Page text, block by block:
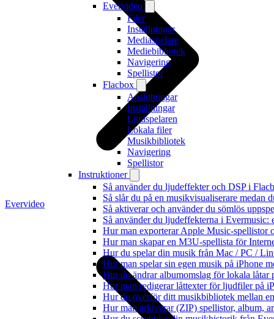
Evervideo
Filer
Inställningar
Mediaspelare
Mediebibliotek
Navigering
Spellistor
Flacbox
Anslutningar
Inställningar
Ljudspelaren
Lokala filer
Musikbibliotek
Navigering
Spellistor
Instruktioner
Så använder du ljudeffekter och DSP i
Så slår du på en musikvisualiserare medan
Så aktiverar och använder du sömlös
Så använder du ljudeffekterna i
Hur man exporterar Apple Music-spellistor
Hur man skapar en M3U-spellista för
Hur du spelar din musik från Mac / PC /
Hur man spelar sin egen musik på iPhone
Hur du ändrar albumomslag för lokala
Hur man redigerar låttexter för ljudfiler på
Hur du överför ditt musikbibliotek mellan
Hur man arkiverar (ZIP) spellistor, album,
Evervideo